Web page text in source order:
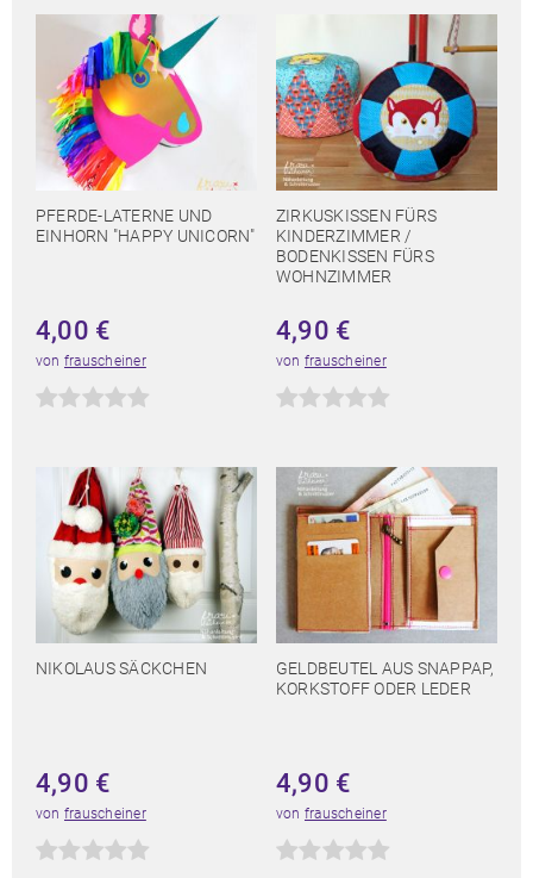
PFERDE-LATERNE UND
EINHORN "HAPPY UNICORN"
4,00 €
von frauscheiner
ZIRKUSKISSEN FÜRS
KINDERZIMMER /
BODENKISSEN FÜRS
WOHNZIMMER
4,90 €
von frauscheiner
NIKOLAUS SÄCKCHEN
4,90 €
von frauscheiner
GELDBEUTEL AUS SNAPPAP,
KORKSTOFF ODER LEDER
4,90 €
von frauscheiner